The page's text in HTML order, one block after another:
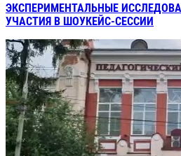
ЭКСПЕРИМЕНТАЛЬНЫЕ
УЧАСТИЯ В ШОУКЕЙС-СЕССИИ